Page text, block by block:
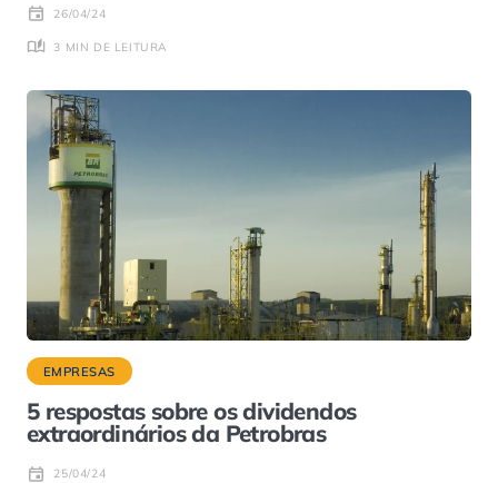
26/04/24
3 MIN DE LEITURA
EMPRESAS
5 respostas sobre os dividendos
extraordinários da Petrobras
25/04/24